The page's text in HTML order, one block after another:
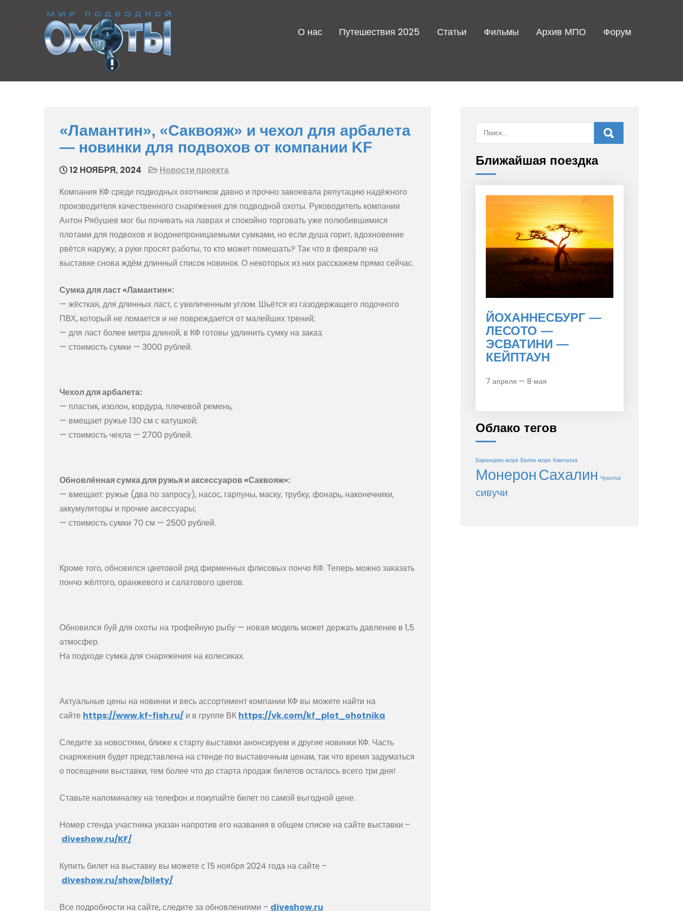
Предельная
О нас Путешествия 2025 Статьи Фильмы Архив МПО Форум
«Ламантин», «Саквояж» и чехол для арбалета
— новинки для подвохов от компании KF
12 НОЯБРЯ, 2024
Новости проекта
Компания КФ среди подводных охотников давно и прочно завоевала репутацию надёжного
производителя качественного снаряжения для подводной охоты. Руководитель компании
Антон Рябушев мог бы почивать на лаврах и спокойно торговать уже полюбившимися
плотами для подвохов и водонепроницаемыми сумками, но если душа горит, вдохновение
рвётся наружу, а руки просят работы, то кто может помешать? Так что в феврале на
выставке снова ждём длинный список новинок. О некоторых из них расскажем прямо сейчас.
Сумка для ласт «Ламантин»:
— жёсткая, для длинных ласт, с увеличенным углом. Шьётся из газодержащего лодочного
ПВХ, который не ломается и не повреждается от малейших трений;
— для ласт более метра длиной, в КФ готовы удлинить сумку на заказ;
— стоимость сумки — 3000 рублей.
Чехол для арбалета:
— пластик, изолон, кордура, плечевой ремень;
— вмещает ружье 130 см с катушкой;
— стоимость чехла — 2700 рублей.
Обновлённая сумка для ружья и аксессуаров «Саквояж»:
— вмещает: ружье (два по запросу), насос, гарпуны, маску, трубку, фонарь, наконечники,
аккумуляторы и прочие аксессуары;
— стоимость сумки 70 см — 2500 рублей.
Кроме того, обновился цветовой ряд фирменных флисовых пончо КФ. Теперь можно заказать
пончо жёлтого, оранжевого и салатового цветов.
Обновился буй для охоты на трофейную рыбу — новая модель может держать давление в 1,5
атмосфер.
На подходе сумка для снаряжения на колесиках.
Актуальные цены на новинки и весь ассортимент компании КФ вы можете найти на
сайте https://www.kf-fish.ru/ и в группе ВК https://vk.com/kf_plot_ohotnika
Следите за новостями, ближе к старту выставки анонсируем и другие новинки КФ. Часть
снаряжения будет представлена на стенде по выставочным ценам, так что время задуматься
о посещении выставки, тем более что до старта продаж билетов осталось всего три дня!
Ставьте напоминалку на телефон и покупайте билет по самой выгодной цене.
Номер стенда участника указан напротив его названия в общем списке на сайте выставки –
diveshow.ru/KF/
Купить билет на выставку вы можете с 15 ноября 2024 года на сайте –
diveshow.ru/show/bilety/
Все подробности на сайте, следите за обновлениями – diveshow.ru
Ближайшая поездка
ЙОХАННЕСБУРГ —
ЛЕСОТО —
ЭСВАТИНИ —
КЕЙПТАУН
7 апреля — 8 мая
Облако тегов
Баренцево море Белое море Камчатка
МонеронСахалин Чукотка
сивучи